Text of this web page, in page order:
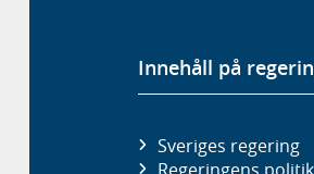
Innehåll på
Sveriges regering